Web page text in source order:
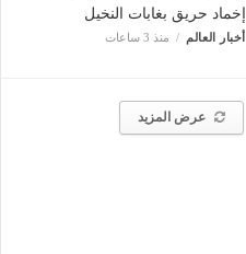
إخماد حريق بغابات النخيل
أخبار العالم منذ 3 ساعات
عرض المزيد